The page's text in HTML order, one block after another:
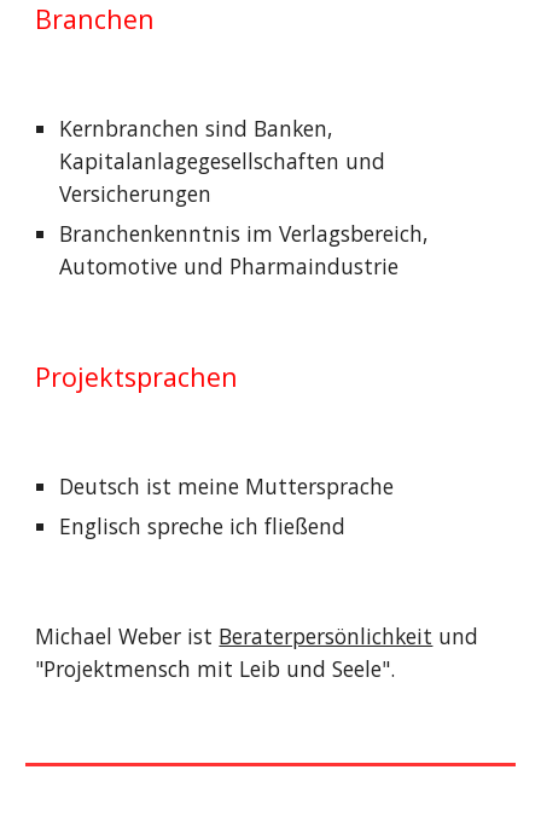
Branchen
Kernbranchen sind Banken,
Kapitalanlagegesellschaften und
Versicherungen
Branchenkenntnis im Verlagsbereich,
Automotive und Pharmaindustrie
Projektsprachen
Deutsch ist meine Muttersprache
Englisch spreche ich fließend
Michael Weber ist Beraterpersönlichkeit und
"Projektmensch mit Leib und Seele".